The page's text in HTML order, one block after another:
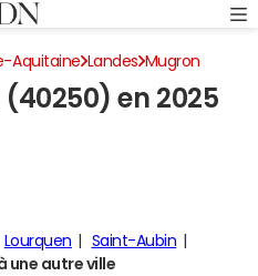
Aquitaine Landes Mugron
en 2025
Lourquen
Saint-Aubin
une autre ville